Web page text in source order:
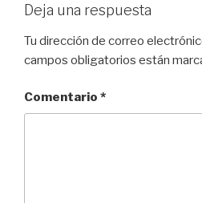
Deja una respuesta
Tu dirección de correo
campos obligatorios están
Comentario *